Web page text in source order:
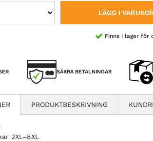
LÄGG I
Finns i lager för
SÄKRA BETALNINGAR
PRODUKTBESKRIVNING
2XL–8XL